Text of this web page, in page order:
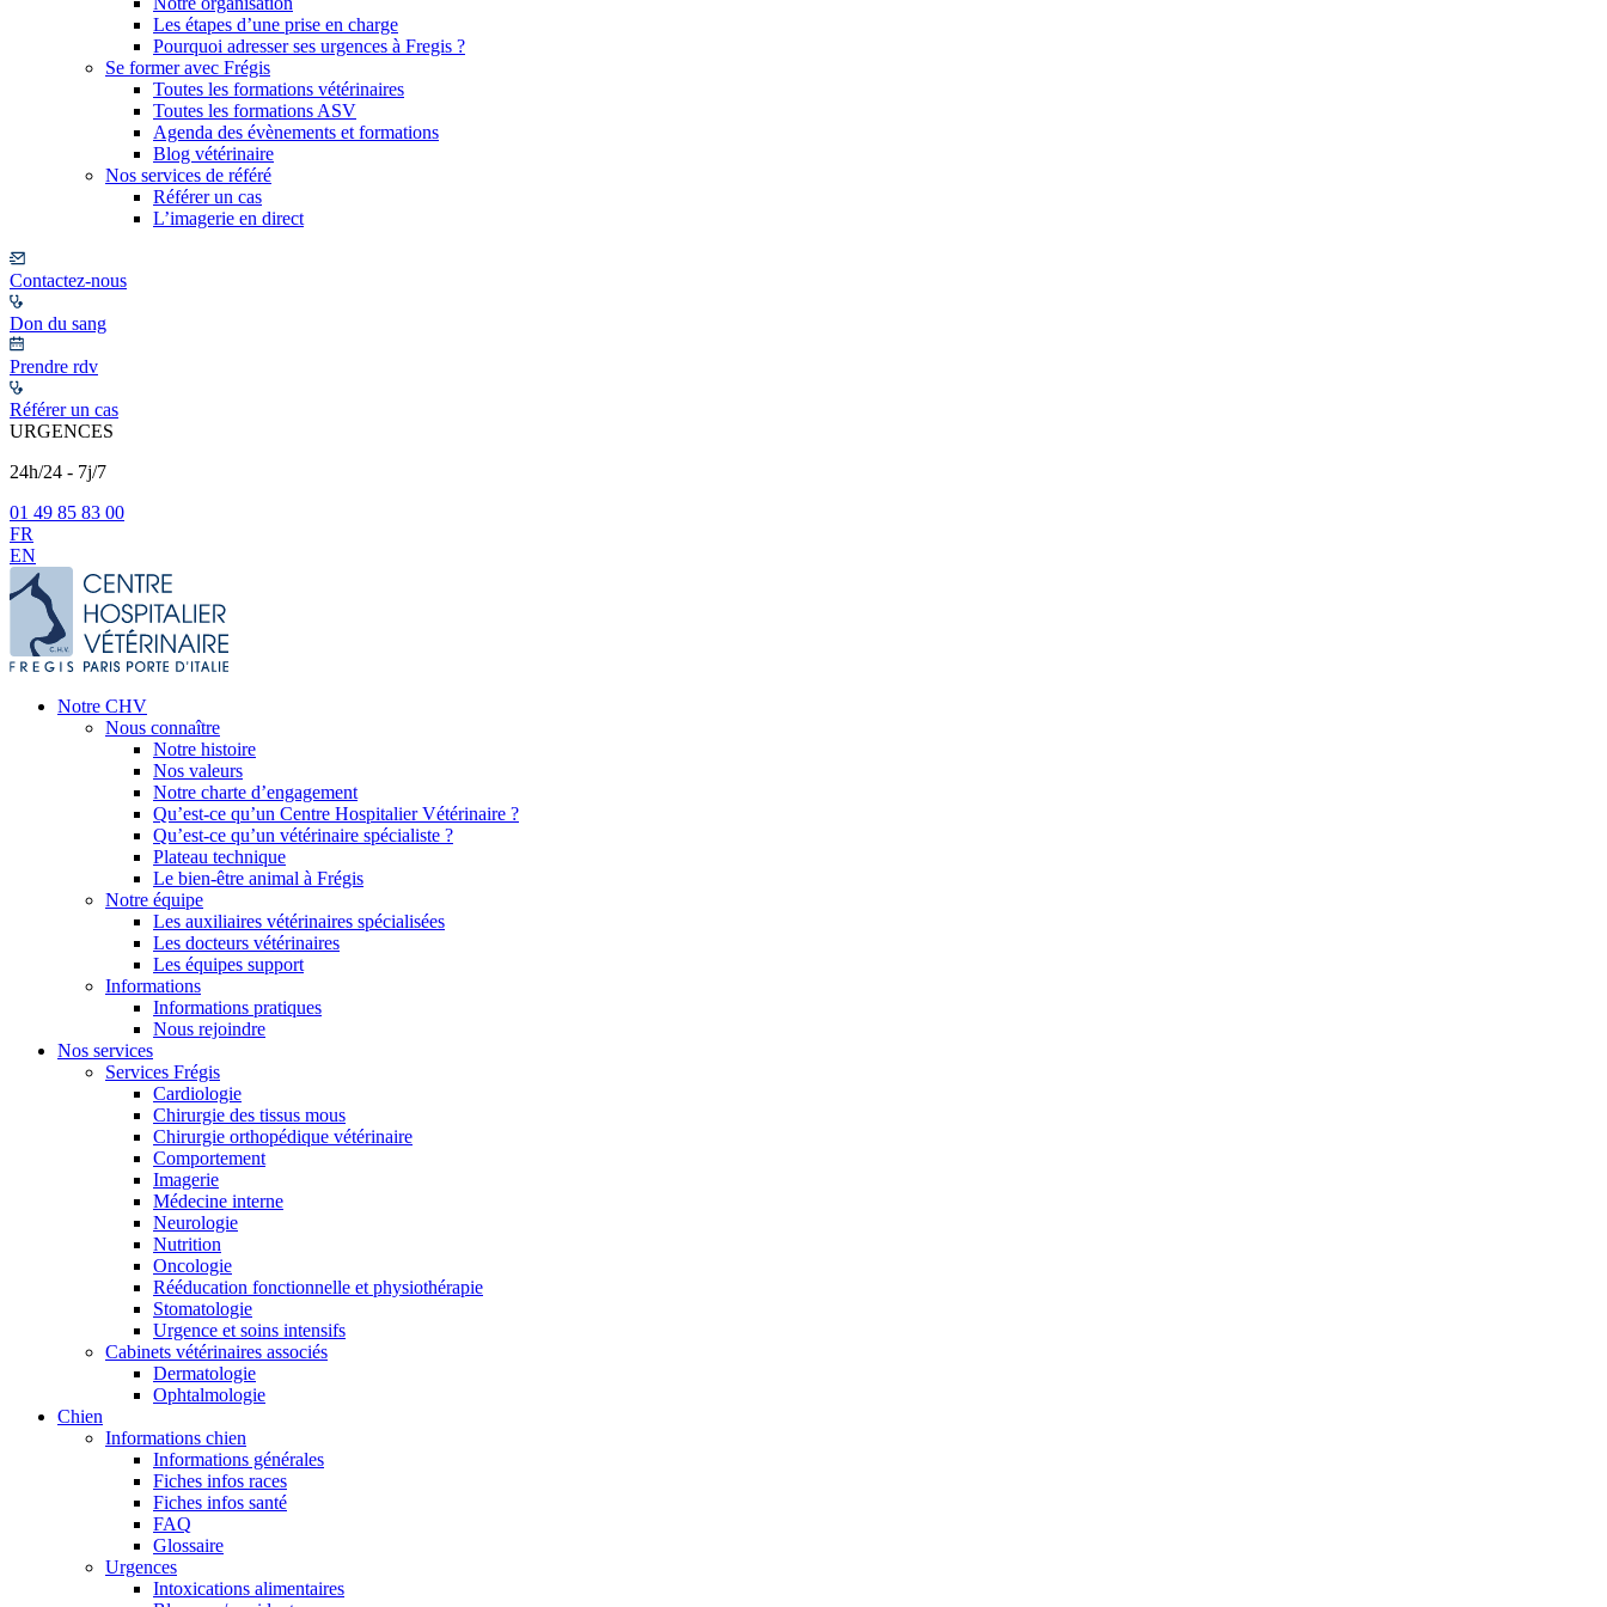
Les étapes d’une prise en charge
Pourquoi adresser ses urgences à Fregis ?
Se former avec Frégis
Toutes les formations vétérinaires
Toutes les formations ASV
Agenda des évènements et formations
Blog vétérinaire
Nos services de référé
Référer un cas
L’imagerie en direct
Contactez-nous
Don du sang
Prendre rdv
Référer un cas
URGENCES
24h/24 - 7j/7
01 49 85 83 00
FR
EN
Notre CHV
Nous connaître
Notre histoire
Nos valeurs
Notre charte d’engagement
Qu’est-ce qu’un Centre Hospitalier Vétérinaire ?
Qu’est-ce qu’un vétérinaire spécialiste ?
Plateau technique
Le bien-être animal à Frégis
Notre équipe
Les auxiliaires vétérinaires spécialisées
Les docteurs vétérinaires
Les équipes support
Informations
Informations pratiques
Nous rejoindre
Nos services
Services Frégis
Cardiologie
Chirurgie des tissus mous
Chirurgie orthopédique vétérinaire
Comportement
Imagerie
Médecine interne
Neurologie
Nutrition
Oncologie
Rééducation fonctionnelle et physiothérapie
Stomatologie
Urgence et soins intensifs
Cabinets vétérinaires associés
Dermatologie
Ophtalmologie
Chien
Informations chien
Informations générales
Fiches infos races
Fiches infos santé
FAQ
Glossaire
Urgences
Intoxications alimentaires